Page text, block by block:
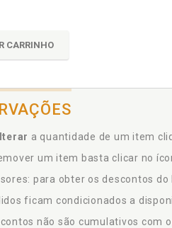
CARRINHO
a quantidade de um item
um item basta clicar no
para obter os descontos
ficam condicionados a
não são cumulativos com